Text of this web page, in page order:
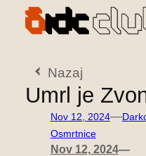
Preskoči
Nazaj
Umrl je
Nov 12, 2024—
Osmrtnice
Nov 12, 2024—